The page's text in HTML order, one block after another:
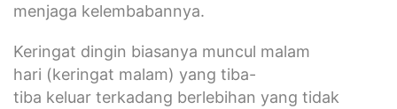
menjaga kelembabannya.
Keringat dingin biasanya muncul malam
hari (keringat malam) yang tiba-
tiba keluar terkadang berlebihan yang tidak